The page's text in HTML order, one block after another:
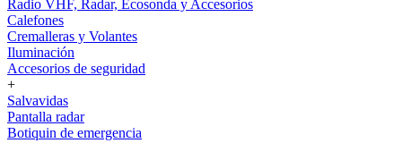
Radio VHF, Radar, Ecosonda y Accesorios
Calefones
Cremalleras y Volantes
Iluminación
Accesorios de seguridad
+
Salvavidas
Pantalla radar
Botiquin de emergencia